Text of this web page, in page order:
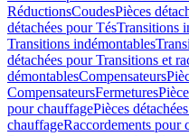
RéductionsCoudesPièces
détachées pour TésTransitions
Transitions indémontables
détachées pour Transitions et
démontablesCompensateurs
CompensateursFermetures
pour chauffagePièces
chauffageRaccordements pour